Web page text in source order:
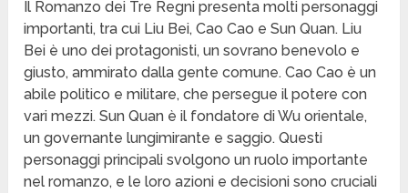
Il Romanzo dei Tre Regni presenta molti personaggi
importanti, tra cui Liu Bei, Cao Cao e Sun Quan. Liu
Bei è uno dei protagonisti, un sovrano benevolo e
giusto, ammirato dalla gente comune. Cao Cao è un
abile politico e militare, che persegue il potere con
vari mezzi. Sun Quan è il fondatore di Wu orientale,
un governante lungimirante e saggio. Questi
personaggi principali svolgono un ruolo importante
nel romanzo, e le loro azioni e decisioni sono cruciali